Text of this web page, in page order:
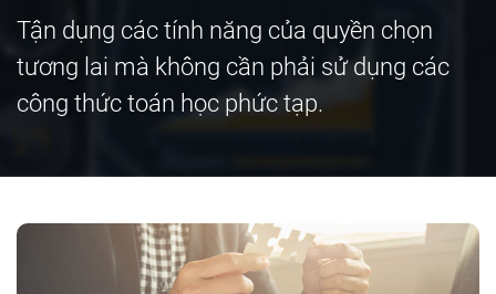
Tận dụng các tính năng của quyền chọn
tương lai mà không cần phải sử dụng các
công thức toán học phức tạp.